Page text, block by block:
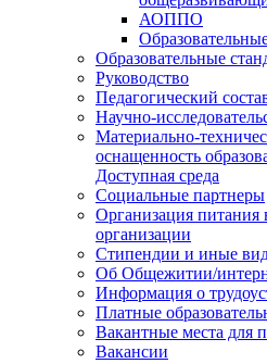
АОППО
Образовательные
Руководство
Педагогический
Научно-
Материально-
оснащенность
Доступная среда
Социальные партнеры
Организация питания
организации
Стипендии и иные
Об Общежитии/
Информация о
Платные
Вакантные места для
Вакансии